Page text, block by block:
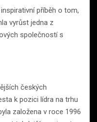
příběh o tom,
vyrůst jedna z
společností s
českých
k pozici lídra na trhu
založena v roce 1996